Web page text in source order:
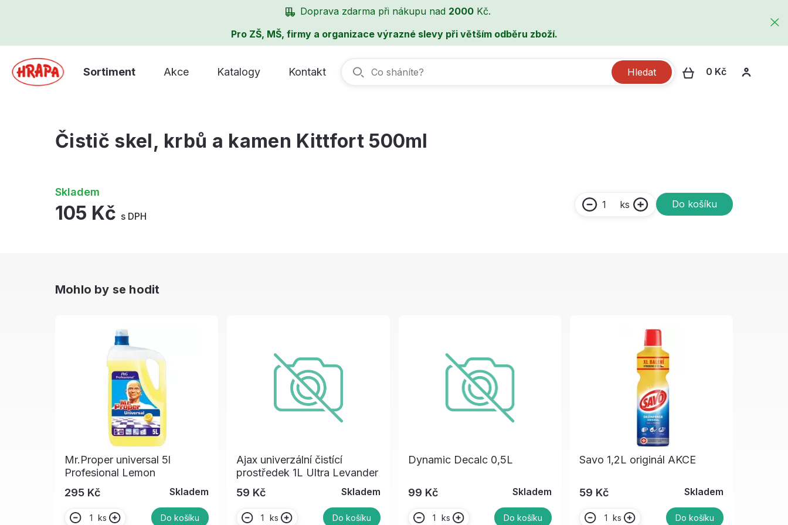
Doprava zdarma při nákupu nad 2000 Kč.
Pro ZŠ, MŠ, firmy a organizace výrazné slevy při větším odběru zboží.
Sortiment Akce Katalogy Kontakt Hledat 0 Kč
Čistič skel, krbů a kamen Kittfort 500ml
Skladem
105 Kč s DPH
ks Do košíku
Mohlo by se hodit
Mr.Proper universal 5l
Profesional Lemon
295 Kč
Skladem
ks Do košíku
Ajax univerzální čistící
prostředek 1L Ultra Levander
59 Kč
Skladem
ks Do košíku
Dynamic Decalc 0,5L
99 Kč Skladem
ks Do košíku
Savo 1,2L originál AKCE
59 Kč Skladem
ks Do košíku